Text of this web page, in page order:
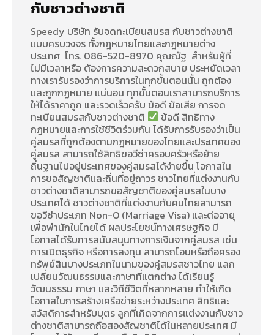
กับชาวต่างชาติ
Speedy บริษัท รับจดทะเบียนสมรส กับชาวต่างชาติ
แบบครบวงจร ทั้งกฎหมายไทยและกฎหมายต่าง
ประเทศ โทร. 086-520-8970 คุณณัฐ สำหรับผู้ที่
ไม่มีเวลาหรือ ต้องการความสะดวกสบาย ประหยัดเวลา
ทางเรารับรองว่าการบริการในทุกขั้นตอนนั้น ถูกต้อง
และถูกกฏหมาย แน่นอน ทุกขั้นตอนเราสามารถบริการ
ให้ได้ราคาถูก และรวดเร็วครับ ข้อดี ข้อเสีย การจด
ทะเบียนสมรสกับชาวต่างชาติ
ข้อดี สิทธิทาง
กฎหมายและการใช้ชีวิตร่วมกัน ได้รับการรับรองว่าเป็น
คู่สมรสที่ถูกต้องตามกฎหมายของไทยและประเทศของ
คู่สมรส สามารถใช้สิทธิขอวีซ่าครอบครัวหรือย้าย
ถิ่นฐานไปอยู่ประเทศของคู่สมรสได้ง่ายขึ้น โอกาสใน
การขอสัญชาติและถิ่นที่อยู่ถาวร ชาวไทยที่แต่งงานกับ
ชาวต่างชาติสามารถขอสัญชาติของคู่สมรสในบาง
ประเทศได้ ชาวต่างชาติที่แต่งงานกับคนไทยสามารถ
ขอวีซ่าประเภท Non-O (Marriage Visa) และต่ออายุ
เพื่อพำนักในไทยได้ ผลประโยชน์ทางเศรษฐกิจ มี
โอกาสได้รับการสนับสนุนทางการเงินจากคู่สมรส เช่น
การเปิดธุรกิจ หรือการลงทุน สามารถโอนหรือถือครอง
ทรัพย์สินบางประเภทในนามของคู่สมรสชาวไทย แลก
เปลี่ยนวัฒนธรรมและภาษาที่แตกต่าง ได้เรียนรู้
วัฒนธรรม ภาษา และวิถีชีวิตที่หลากหลาย ทำให้เกิด
โอกาสในการสร้างเครือข่ายระหว่างประเทศ สิทธิและ
สวัสดิการสำหรับบุตร ลูกที่เกิดจากการแต่งงานกับชาว
ต่างชาติสามารถถือสองสัญชาติได้ในหลายประเทศ มี